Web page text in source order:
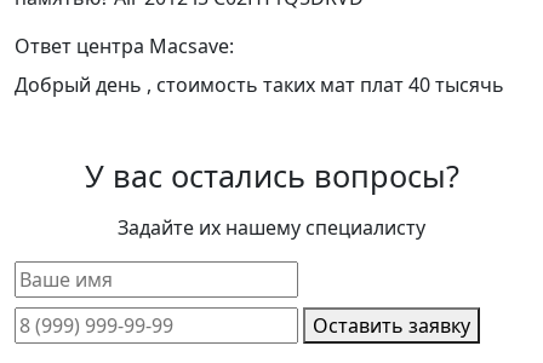
Ответ центра Macsave:
Добрый день , стоимость таких мат плат 40 тысячь
У вас остались вопросы?
Задайте их нашему специалисту
Оставить заявку